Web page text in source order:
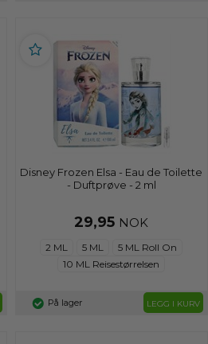
Disney Frozen Elsa - Eau de Toilette
- Duftprøve - 2 ml
29,95 NOK
2 ML 5 ML
5 ML Roll On
10 ML Reisestørrelsen
På lager LEGG I KURV